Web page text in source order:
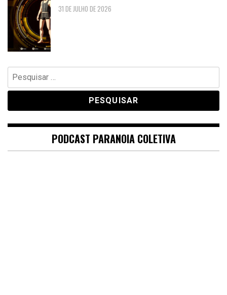
31 DE JULHO DE 2026
Pesquisar
por:
PODCAST PARANOIA COLETIVA